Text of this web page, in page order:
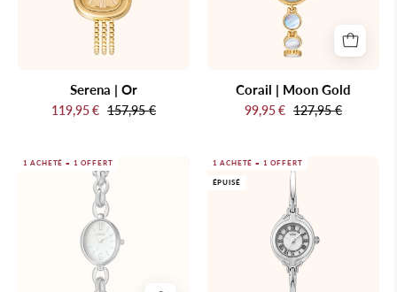
Serena | Or
119,95 € 157,95 €
Corail | Moon Gold
99,95 € 127,95 €
Lydia
|
Argent
1 ACHETÉ = 1 OFFERT
Freya
|
Argent
1 ACHETÉ = 1 OFFERT
ÉPUISÉ